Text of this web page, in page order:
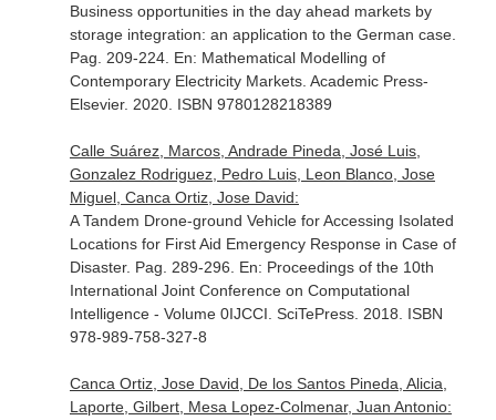
Business opportunities in the day ahead markets by
storage integration: an application to the German case.
Pag. 209-224. En: Mathematical Modelling of
Contemporary Electricity Markets. Academic Press-
Elsevier. 2020. ISBN 9780128218389
Calle Suárez, Marcos, Andrade Pineda, José Luis,
Gonzalez Rodriguez, Pedro Luis, Leon Blanco, Jose
Miguel, Canca Ortiz, Jose David:
A Tandem Drone-ground Vehicle for Accessing Isolated
Locations for First Aid Emergency Response in Case of
Disaster. Pag. 289-296. En: Proceedings of the 10th
International Joint Conference on Computational
Intelligence - Volume 0IJCCI . SciTePress. 2018. ISBN
978-989-758-327-8
Canca Ortiz, Jose David, De los Santos Pineda, Alicia,
Laporte, Gilbert, Mesa Lopez-Colmenar, Juan Antonio: